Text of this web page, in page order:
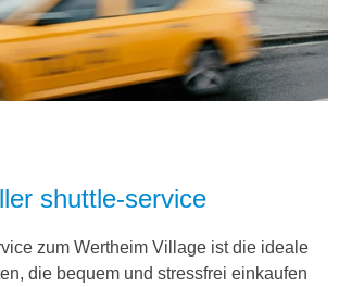
shuttle-service
zum Wertheim Village ist die ideale
die bequem und stressfrei einkaufen